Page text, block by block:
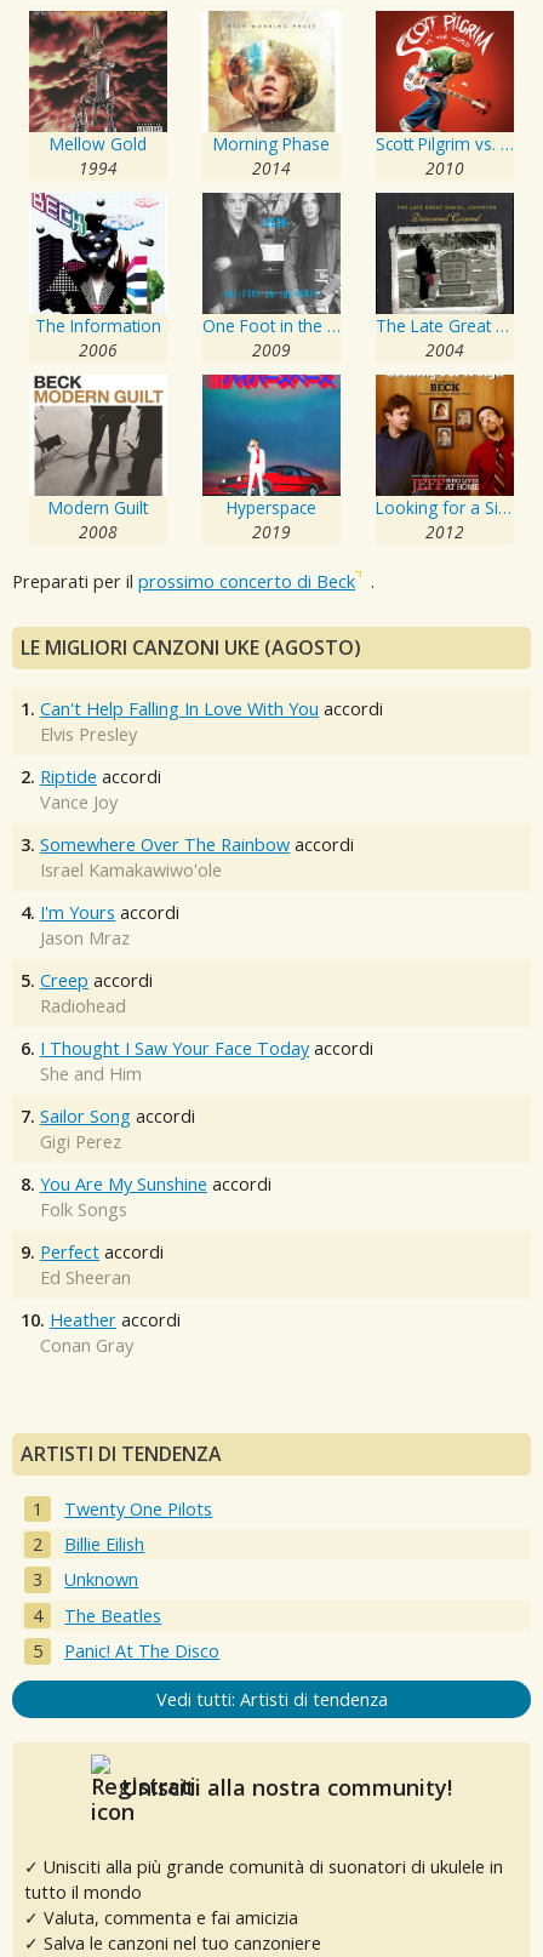
Mellow Gold
1994
Morning Phase
2014
Scott Pilgrim vs. the World
2010
The Information
2006
One Foot in the Grave
2009
The Late Great Daniel Johnston: Discovered Covered
2004
Modern Guilt
2008
Hyperspace
2019
Looking for a Sign - Single
2012
Preparati per il prossimo concerto di Beck .
LE MIGLIORI CANZONI UKE (AGOSTO)
1. Can't Help Falling In Love With You accordi
Elvis Presley
2. Riptide accordi
Vance Joy
3. Somewhere Over The Rainbow accordi
Israel Kamakawiwo'ole
4. I'm Yours accordi
Jason Mraz
5. Creep accordi
Radiohead
6. I Thought I Saw Your Face Today accordi
She and Him
7. Sailor Song accordi
Gigi Perez
8. You Are My Sunshine accordi
Folk Songs
9. Perfect accordi
Ed Sheeran
10. Heather accordi
Conan Gray
ARTISTI DI TENDENZA
Twenty One Pilots
Billie Eilish
Unknown
The Beatles
Panic! At The Disco
Vedi tutti: Artisti di tendenza
Unisciti alla nostra community!
✓ Unisciti alla più grande comunità di suonatori di ukulele in
tutto il mondo
✓ Valuta, commenta e fai amicizia
✓ Salva le canzoni nel tuo canzoniere